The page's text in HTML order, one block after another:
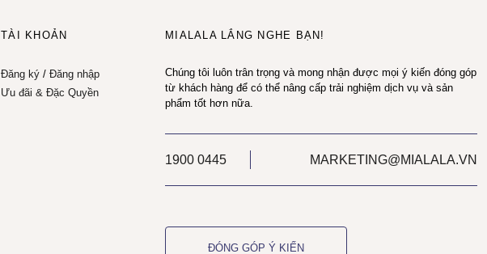
TÀI KHOẢN
Đăng ký/ Đăng nhập
Ưu đãi & Đặc Quyền
MIALALA LẮNG NGHE BẠN!
Chúng tôi luôn trân trọng và mong nhận được mọi ý kiến đóng góp
từ khách hàng để có thể nâng cấp trải nghiệm dịch vụ và sản
phẩm tốt hơn nữa.
1900 0445 MARKETING@MIALALA.VN
ĐÓNG GÓP Ý KIẾN